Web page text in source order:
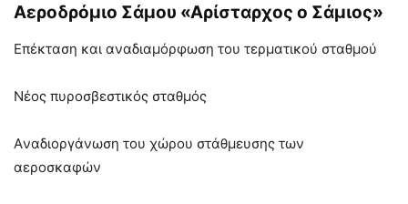
Αεροδρόμιο Σάμου «Αρίσταρχος ο Σάμιος»
Επέκταση και αναδιαμόρφωση του τερματικού σταθμού
Νέος πυροσβεστικός σταθμός
Aναδιοργάνωση του χώρου στάθμευσης των
αεροσκαφών